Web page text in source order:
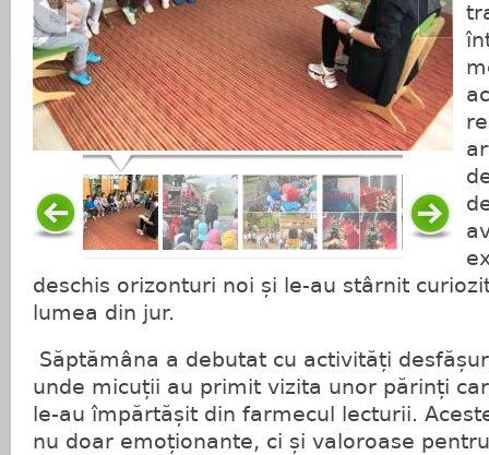
deschis orizonturi noi și le-au stârnit
lumea din jur.
Săptămâna a debutat cu activități
unde micuții au primit vizita unor părinți
le-au împărtășit din farmecul lecturii.
nu doar emoționante, ci și valoroase